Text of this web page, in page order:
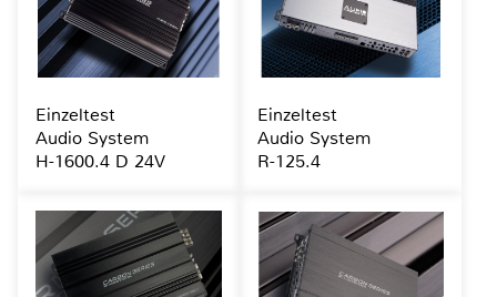
Einzeltest
Audio System
H-1600.4 D 24V
Einzeltest
Audio System
R-125.4